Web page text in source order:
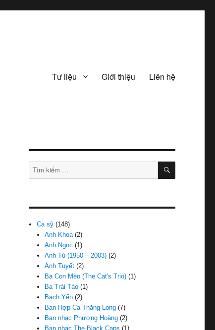
Tư liệu Giới thiệu Liên hệ
Tìm
kiếm:
TÌM
Ca sỹ (148)
Anh Khoa(2)
Anh Ngọc (1)
Anh Tú (1950 – 2003) (2)
Ánh Tuyết (2)
Ba Con Mèo (The Cat's Trio) (1)
Ba Trái Táo (1)
Bạch Yến (2)
Ban Hợp Ca Thăng Long (7)
Ban nhạc Phượng Hoàng (2)
Ban nhạc The Black Caps (1)